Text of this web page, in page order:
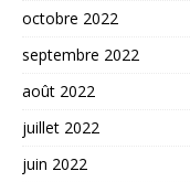
octobre 2022
septembre 2022
août 2022
juillet 2022
juin 2022